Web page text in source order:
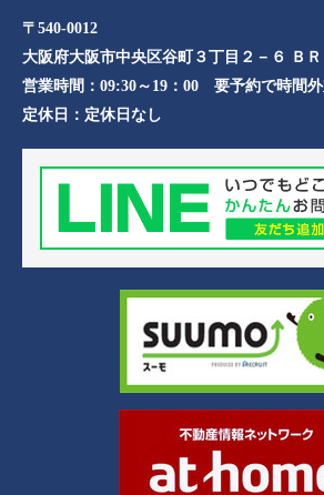
〒540-0012
大阪府大阪市中央区谷町３丁目２－６ Ｂ
営業時間： 09:30～19：00 要予約で時間
定休日： 定休日なし